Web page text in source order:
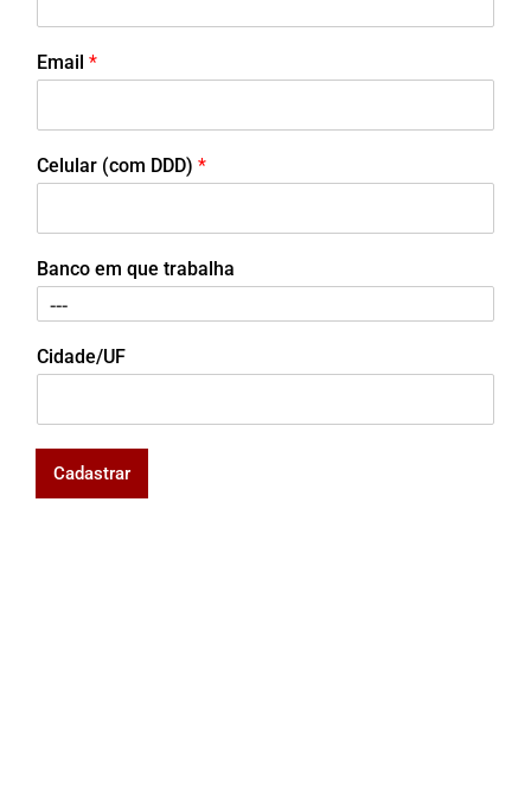
Email *
Celular (com DDD) *
Banco em que trabalha
Cidade/UF
Cadastrar